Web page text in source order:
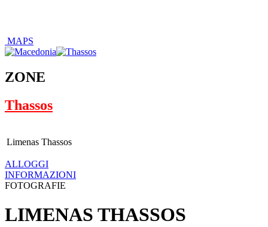
MAPS
ZONE
Thassos
Limenas Thassos
ALLOGGI
INFORMAZIONI
FOTOGRAFIE
LIMENAS THASSOS